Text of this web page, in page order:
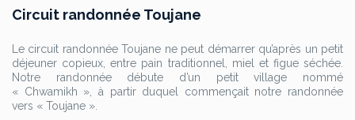
Circuit randonnée Toujane
Le circuit randonnée Toujane ne peut démarrer qu’après un petit
déjeuner copieux, entre pain traditionnel, miel et figue séchée.
Notre randonnée débute d’un petit village nommé
« Chwamikh », à partir duquel commençait notre randonnée
vers « Toujane ».